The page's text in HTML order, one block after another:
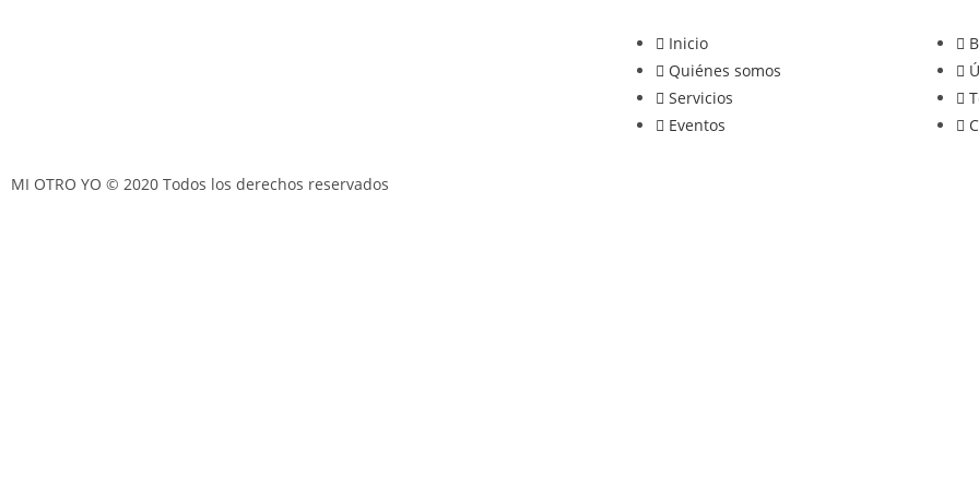
Inicio
Quiénes somos
Servicios
Eventos
MI OTRO YO © 2020 Todos los derechos reservados